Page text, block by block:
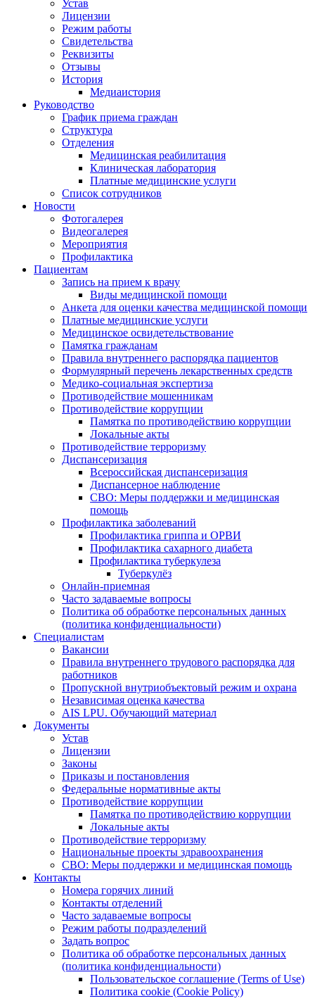
Устав
Лицензии
Режим работы
Свидетельства
Реквизиты
Отзывы
История
Медиаистория
Руководство
График приема граждан
Структура
Отделения
Медицинская реабилитация
Клиническая лаборатория
Платные медицинские услуги
Список сотрудников
Новости
Фотогалерея
Видеогалерея
Мероприятия
Профилактика
Пациентам
Запись на прием к врачу
Виды медицинской помощи
Анкета для оценки качества медицинской помощи
Платные медицинские услуги
Медицинское освидетельствование
Памятка гражданам
Правила внутреннего распорядка пациентов
Формулярный перечень лекарственных средств
Медико-социальная экспертиза
Противодействие мошенникам
Противодействие коррупции
Памятка по противодействию коррупции
Локальные акты
Противодействие терроризму
Диспансеризация
Всероссийская диспансеризация
Диспансерное наблюдение
СВО: Меры поддержки и медицинская
помощь
Профилактика заболеваний
Профилактика гриппа и ОРВИ
Профилактика сахарного диабета
Профилактика туберкулеза
Туберкулёз
Онлайн-приемная
Часто задаваемые вопросы
Политика об обработке персональных данных
(политика конфиденциальности)
Специалистам
Вакансии
Правила внутреннего трудового распорядка для
работников
Пропускной внутриобъектовый режим и охрана
Независимая оценка качества
AIS LPU. Обучающий материал
Документы
Устав
Лицензии
Законы
Приказы и постановления
Федеральные нормативные акты
Противодействие коррупции
Памятка по противодействию коррупции
Локальные акты
Противодействие терроризму
Национальные проекты здравоохранения
СВО: Меры поддержки и медицинская помощь
Контакты
Номера горячих линий
Контакты отделений
Часто задаваемые вопросы
Режим работы подразделений
Задать вопрос
Политика об обработке персональных данных
(политика конфиденциальности)
Пользовательское соглашение (Terms of Use)
Политика cookie (Cookie Policy)